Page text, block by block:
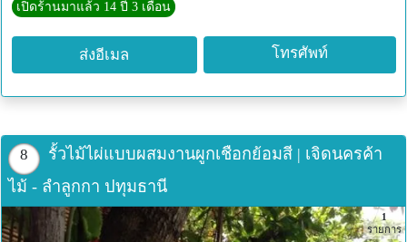
เปิดร้านมาแล้ว 14 ปี 3 เดือน
ส่งอีเมล โทรศัพท์
8
รั้วไม้ไผ่แบบผสมงานผูกเชือกย้อมสี | เจิดนครค้า
ไม้ - ลำลูกกา ปทุมธานี
1
รายการ